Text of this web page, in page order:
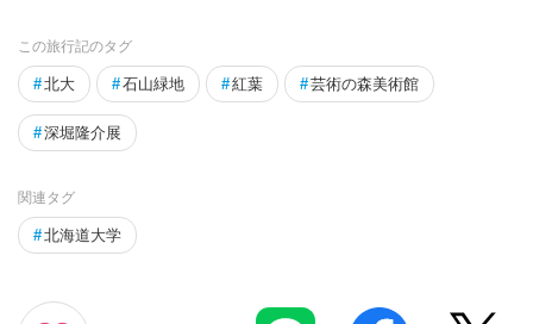
この旅行記のタグ
#北大 #石山緑地 #紅葉 #芸術の森美術館
#深堀隆介展
関連タグ
#北海道大学